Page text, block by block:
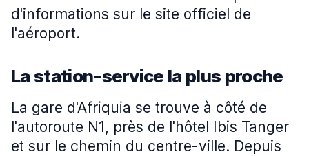
d'informations sur le site officiel de
l'aéroport.
La station-service la plus proche
La gare d'Afriquia se trouve à côté de
l'autoroute N1, près de l'hôtel Ibis Tanger
et sur le chemin du centre-ville. Depuis